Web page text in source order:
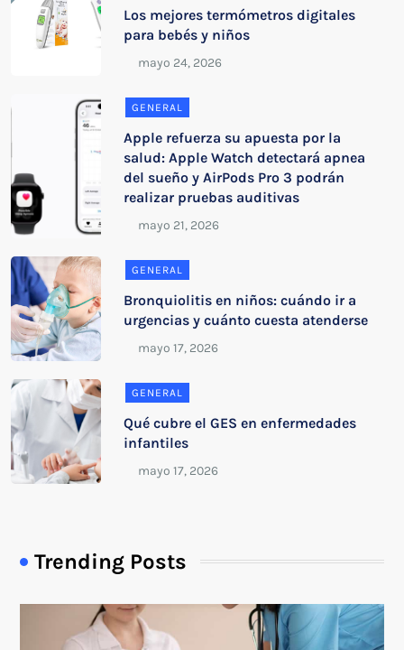
Los mejores termómetros digitales
para bebés y niños
GENERAL
Apple refuerza su apuesta por la
salud: Apple Watch detectará apnea
del sueño y AirPods Pro 3 podrán
realizar pruebas auditivas
GENERAL
Bronquiolitis en niños: cuándo ir a
urgencias y cuánto cuesta atenderse
GENERAL
Qué cubre el GES en enfermedades
infantiles
Trending Posts